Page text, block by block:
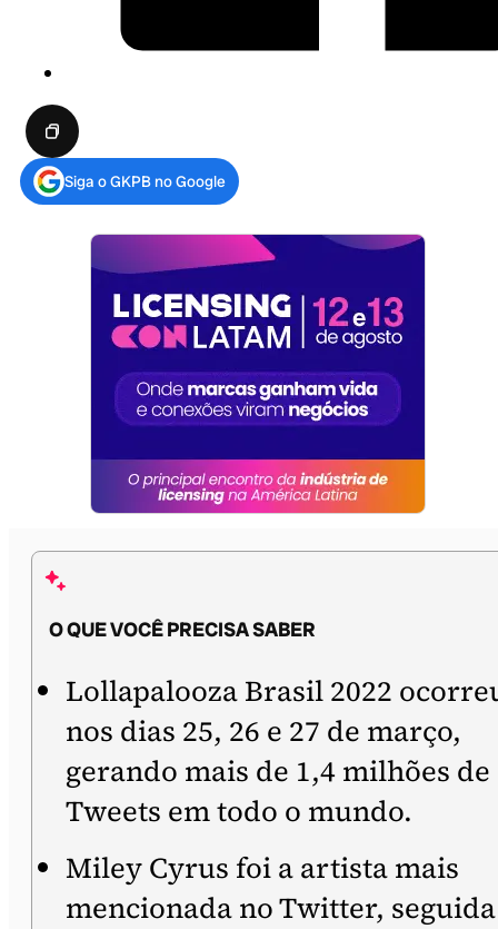
Siga o GKPB no Google
O QUE VOCÊ PRECISA SABER
Lollapalooza Brasil 2022
nos dias 25, 26 e 27 de março,
gerando mais de 1,4 milhões de
Tweets em todo o mundo.
Miley Cyrus foi a artista mais
mencionada no Twitter, seguida